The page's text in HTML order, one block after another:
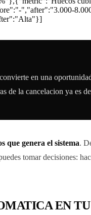
","after":"3.000-
en una
de la cancelacion ya es
que genera el sistema.
tomar decisiones:
EN